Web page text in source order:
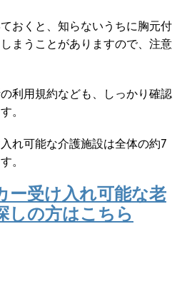
おくと、知らないうちに胸元付
まうことがありますので、注意
利用規約なども、しっかり確認
。
れ可能な介護施設は全体の約7
。
ー受け入れ可能な老
しの方はこちら